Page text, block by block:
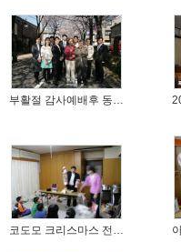
부활절 감사예배후 동…
코도모 크리스마스 전…